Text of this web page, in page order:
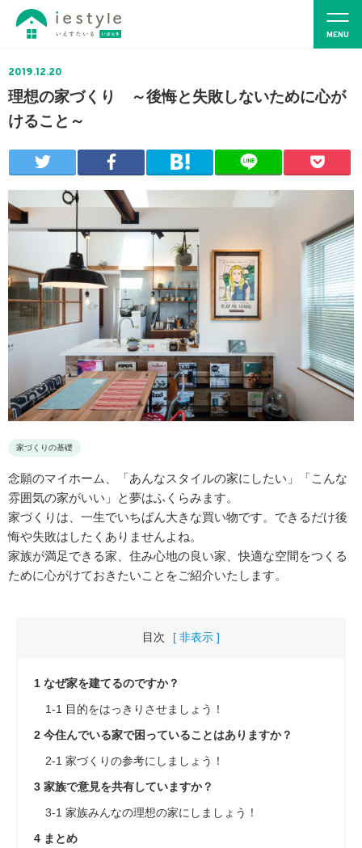
2019.12.20
理想の家づくり ～後悔と失敗しないために心が
けること～
家づくりの基礎
念願のマイホーム、「あんなスタイルの家にしたい」「こんな
雰囲気の家がいい」と夢はふくらみます。
家づくりは、一生でいちばん大きな買い物です。できるだけ後
悔や失敗はしたくありませんよね。
家族が満足できる家、住み心地の良い家、快適な空間をつくる
ために心がけておきたいことをご紹介いたします。
目次 [ 非表示 ]
1 なぜ家を建てるのですか？
1-1 目的をはっきりさせましょう！
2 今住んでいる家で困っていることはありますか？
2-1 家づくりの参考にしましょう！
3 家族で意見を共有していますか？
3-1 家族みんなの理想の家にしましょう！
4 まとめ